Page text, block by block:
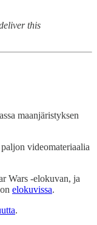
this
maanjäristyksen
videomateriaalia
Wars -elokuvan, ja
elokuvissa.
.